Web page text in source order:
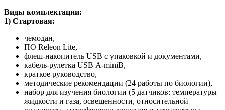
Виды комплектации:
1) Стартовая:
чемодан,
ПО Releon Lite,
флеш-накопитель USB с упаковкой и документами,
кабель-рулетка USB А-miniB,
краткое руководство,
методические рекомендации (24 работы по биологии),
набор для изучения биологии (5 датчиков: температуры
жидкости и газа, освещенности, относительной